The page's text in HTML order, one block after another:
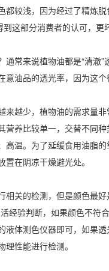
都较浅，因为经过了精炼
到这部分消费者的认可，
通常来说植物油都是“清澈
油品的透光率，因为这个
来越少，植物油的需求量
营养比较单一，交替不同
高温。为了延缓食用油脂
在阴凉干燥避光处。
相关的检测，但是颜色最
经验判断，如果颜色不
液体测色仪器即可，如果
性能进行检测。